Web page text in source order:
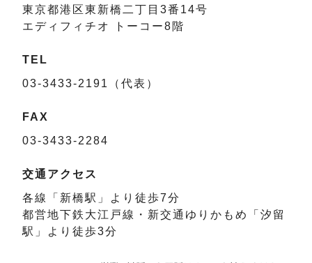
東京都港区東新橋二丁目3番14号
エディフィチオ トーコー8階
TEL
03-3433-2191（代表）
FAX
03-3433-2284
交通アクセス
各線「新橋駅」より徒歩7分
都営地下鉄大江戸線・新交通ゆりかもめ「汐留
駅」より徒歩3分